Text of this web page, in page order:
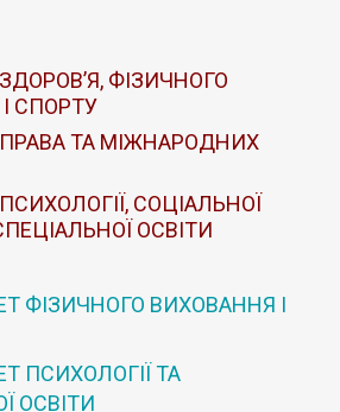
ФІЗИЧНОГО
СПОРТУ
ТА МІЖНАРОДНИХ
СОЦІАЛЬНОЇ
ОСВІТИ
ФІЗИЧНОГО ВИХОВАННЯ І
ПСИХОЛОГІЇ ТА
ОСВІТИ